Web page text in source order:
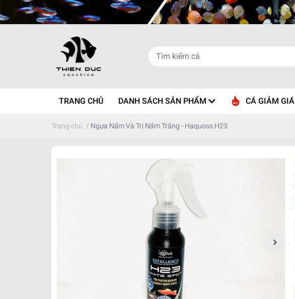
TRANG CHỦ DANH SÁCH SẢN PHẨM CÁ GIẢM GIÁ
Trang chủ / Ngựa Nấm Và Trị Nấm Trắng - Haquoss H23